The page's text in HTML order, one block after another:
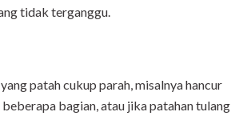
tidak terganggu.
patah cukup parah, misalnya hancur
bagian, atau jika patahan tulang